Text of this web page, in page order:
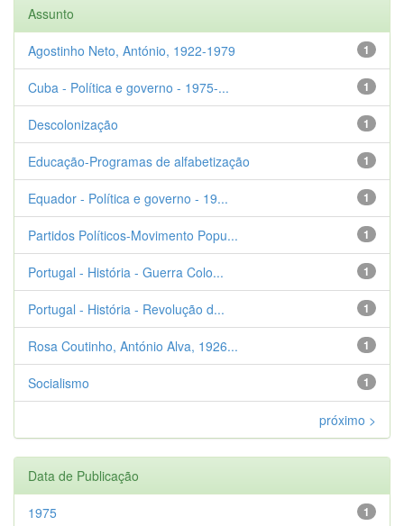
Assunto
1
Agostinho Neto, António, 1922-1979
1
Cuba - Política e governo - 1975-...
1
Descolonização
1
Educação-Programas de alfabetização
1
Equador - Política e governo - 19...
1
Partidos Políticos-Movimento Popu...
1
Portugal - História - Guerra Colo...
1
Portugal - História - Revolução d...
1
Rosa Coutinho, António Alva, 1926...
1
Socialismo
próximo >
Data de Publicação
1
1975